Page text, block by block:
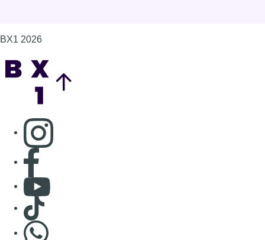
BX1 2026
Consulter page Instagram
Consulter page Facebook
Consulter Youtube
Consulter TikTok